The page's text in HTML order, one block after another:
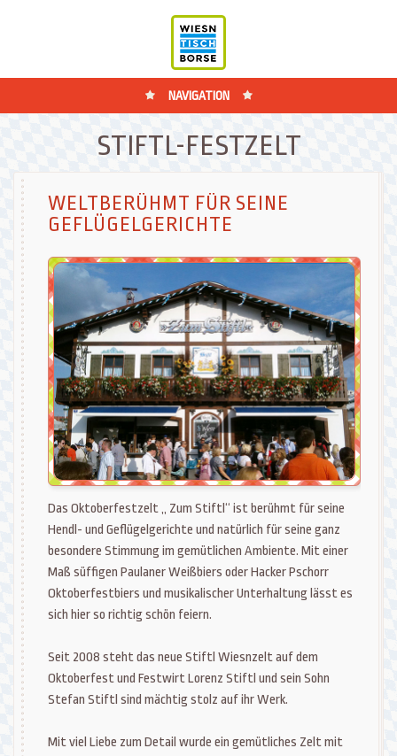
NAVIGATION
STIFTL-FESTZELT
WELTBERÜHMT FÜR SEINE
GEFLÜGELGERICHTE
Das Oktoberfestzelt „ Zum Stiftl“ ist berühmt für seine
Hendl- und Geflügelgerichte und natürlich für seine ganz
besondere Stimmung im gemütlichen Ambiente. Mit einer
Maß süffigen Paulaner Weißbiers oder Hacker Pschorr
Oktoberfestbiers und musikalischer Unterhaltung lässt es
sich hier so richtig schön feiern.
Seit 2008 steht das neue Stiftl Wiesnzelt auf dem
Oktoberfest und Festwirt Lorenz Stiftl und sein Sohn
Stefan Stiftl sind mächtig stolz auf ihr Werk.
Mit viel Liebe zum Detail wurde ein gemütliches Zelt mit